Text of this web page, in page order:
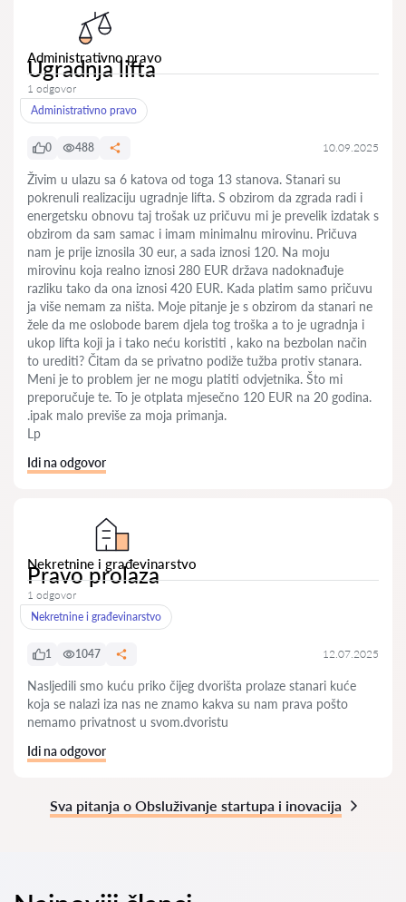
Administrativno pravo
Ugradnja lifta
1 odgovor
Administrativno pravo
0 488 10.09.2025
Živim u ulazu sa 6 katova od toga 13 stanova. Stanari su
pokrenuli realizaciju ugradnje lifta. S obzirom da zgrada radi i
energetsku obnovu taj trošak uz pričuvu mi je prevelik izdatak s
obzirom da sam samac i imam minimalnu mirovinu. Pričuva
nam je prije iznosila 30 eur, a sada iznosi 120. Na moju
mirovinu koja realno iznosi 280 EUR država nadoknađuje
razliku tako da ona iznosi 420 EUR. Kada platim samo pričuvu
ja više nemam za ništa. Moje pitanje je s obzirom da stanari ne
žele da me oslobode barem djela tog troška a to je ugradnja i
ukop lifta koji ja i tako neću koristiti , kako na bezbolan način
to urediti? Čitam da se privatno podiže tužba protiv stanara.
Meni je to problem jer ne mogu platiti odvjetnika. Što mi
preporučuje te. To je otplata mjesečno 120 EUR na 20 godina.
.ipak malo previše za moja primanja.
Lp
Idi na odgovor
Nekretnine i građevinarstvo
Pravo prolaza
1 odgovor
Nekretnine i građevinarstvo
1 1047 12.07.2025
Nasljedili smo kuću priko čijeg dvorišta prolaze stanari kuće
koja se nalazi iza nas ne znamo kakva su nam prava pošto
nemamo privatnost u svom.dvoristu
Idi na odgovor
Sva pitanja o Obsluživanje startupa i inovacija